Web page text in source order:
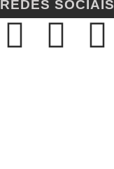
REDES SOCIAIS